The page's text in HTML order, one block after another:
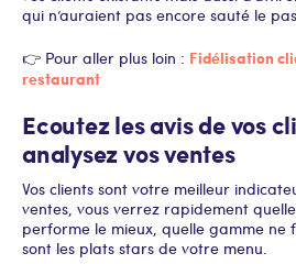
qui n’auraient pas encore sauté le
👉 Pour aller plus loin : Fidélisation
restaurant
Ecoutez les avis de vos
analysez vos ventes
Vos clients sont votre meilleur
ventes, vous verrez rapidement
performe le mieux, quelle gamme ne
sont les plats stars de votre menu.